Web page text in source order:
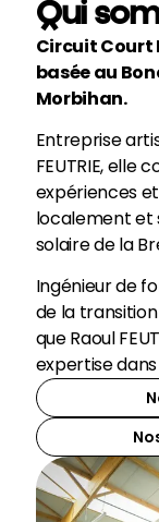
Qui
Circuit Court
basée au
Morbihan.
Entreprise
FEUTRIE, elle
expériences
localement et
solaire de la
Ingénieur de
de la
que Raoul
expertise